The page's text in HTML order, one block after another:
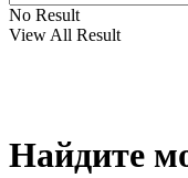
No Result
View All Result
Найдите